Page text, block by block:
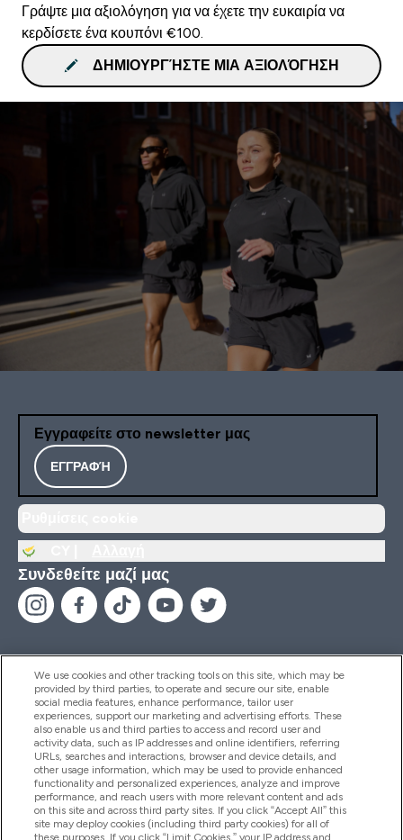
Γράψτε μια αξιολόγηση για να έχετε την ευκαιρία να
κερδίσετε ένα κουπόνι €100.
ΔΗΜΙΟΥΡΓΉΣΤΕ ΜΙΑ ΑΞΙΟΛΌΓΗΣΗ
Εγγραφείτε στο newsletter μας
ΕΓΓΡΑΦΉ
Συνδεθείτε μαζί μας
Βοήθεια & Πληροφορίες
Προϊόντα
Εταιρικές Πληροφορίες
We use cookies and other tracking tools on this site, which may be
provided by third parties, to operate and secure our site, enable
social media features, enhance performance, tailor user
experiences, support our marketing and advertising efforts. These
also enable us and third parties to access and record user and
activity data, such as IP addresses and online identifiers, referring
URLs, searches and interactions, browser and device details, and
other usage information, which may be used to provide enhanced
functionality and personalized experiences, analyze and improve
performance, and reach users with more relevant content and ads
on this site and across third party sites. If you click “Accept All” this
site may deploy cookies (including third party cookies) for all of
these purposes. If you click “Limit Cookies,” your IP address and